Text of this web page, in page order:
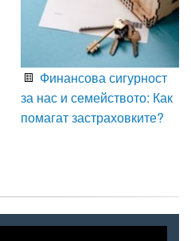
Финансова сигурност
за нас и семейството: Как
помагат застраховките?